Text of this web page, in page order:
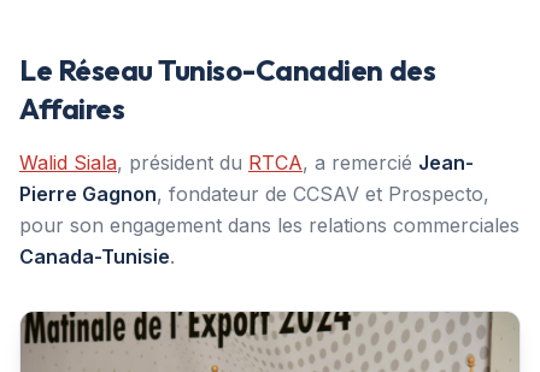
Le Réseau Tuniso-Canadien des
Affaires
Walid Siala, président du RTCA, a remercié Jean-
Pierre Gagnon, fondateur de CCSAV et Prospecto,
pour son engagement dans les relations commerciales
Canada-Tunisie.